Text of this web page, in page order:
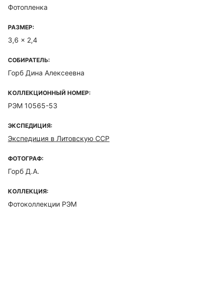
Фотопленка
РАЗМЕР:
3,6 x 2,4
СОБИРАТЕЛЬ:
Горб Дина Алексеевна
КОЛЛЕКЦИОННЫЙ НОМЕР:
РЭМ 10565-53
ЭКСПЕДИЦИЯ:
Экспедиция в Литовскую ССР
ФОТОГРАФ:
Горб Д.А.
КОЛЛЕКЦИЯ:
Фотоколлекции РЭМ